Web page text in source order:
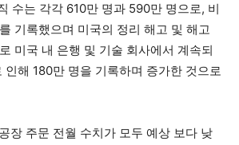
수는 각각 610만 명과 590만 명으로, 비
기록했으며 미국의 정리 해고 및 해고
미국 내 은행 및 기술 회사에서 계속되
인해 180만 명을 기록하며 증가한 것으로
장 주문 전월 수치가 모두 예상 보다 낮